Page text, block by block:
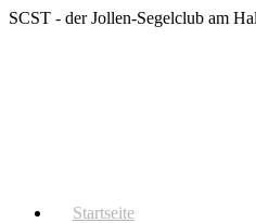
Zum
SCST - der Jollen-Segelclub am
Startseite